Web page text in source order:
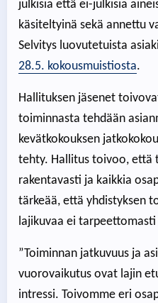
julkisia että ei-julkisia
käsiteltyinä sekä annettu
Selvitys luovutetuista
28.5. kokousmuistiosta.
Hallituksen jäsenet
toiminnasta tehdään
kevätkokouksen
tehty. Hallitus toivoo, että
rakentavasti ja kaikkia
tärkeää, että yhdistyksen
lajikuvaa ei
”Toiminnan jatkuvuus ja
vuorovaikutus ovat lajin
intressi. Toivomme eri